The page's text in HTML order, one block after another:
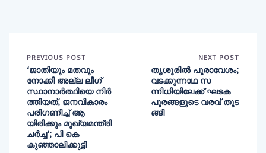
PREVIOUS POST
‘ജാതിയും മതവും
നോക്കി അല്ല ലീഗ്
സ്ഥാനാർത്ഥിയെ നിർ
ത്തിയത്, ജനവികാരം
പരിഗണിച്ച് ആ
യിരിക്കും മുഖ്യമന്ത്രി
ചർച്ച’; പി കെ
കുഞ്ഞാലിക്കുട്ടി
NEXT POST
തൃശൂരില്‍ പൂരാവേശം;
വടക്കുന്നാഥ സ
ന്നിധിയിലേക്ക് ഘടക
പൂരങ്ങളുടെ വരവ് തുട
ങ്ങി